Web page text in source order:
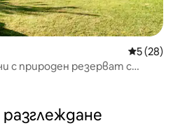
Средна
5 (28)
с природен резерват с